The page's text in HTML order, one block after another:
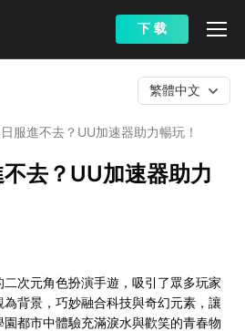
下 载
服進不去？UU加速器助力暢玩！
繁體中文
去？UU加速器助力
次元角色扮演手遊，吸引了眾多玩家
背景，巧妙融合科技與奇幻元素，讓
都市中體驗充滿淚水與歡笑的青春物